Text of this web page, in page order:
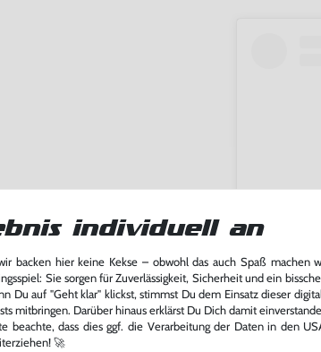
individuell an
backen hier keine Kekse – obwohl das auch Spaß machen
Sie sorgen für Zuverlässigkeit, Sicherheit und ein
Du auf "Geht klar" klickst, stimmst Du dem Einsatz dieser
mitbringen. Darüber hinaus erklärst Du Dich damit
beachte, dass dies ggf. die Verarbeitung der Daten in den
🚀